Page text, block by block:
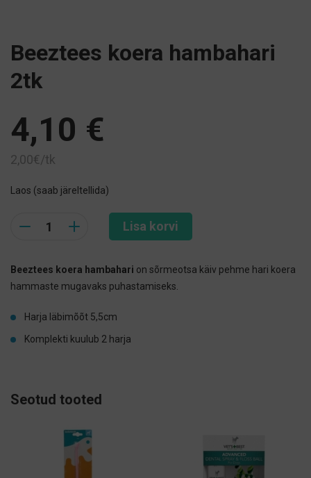
Beeztees koera hambahari
2tk
4,10 €
2,00€/tk
Laos (saab järeltellida)
Lisa korvi
Beeztees koera hambahari on sõrmeotsa käiv pehme hari koera
hammaste mugavaks puhastamiseks.
Harja läbimõõt 5,5cm
Komplekti kuulub 2 harja
Seotud tooted